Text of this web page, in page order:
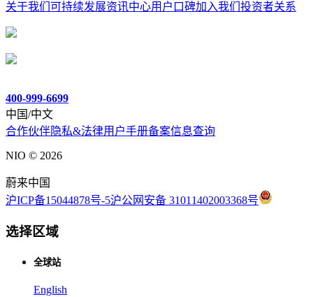
关于我们 可持续发展资讯中心用户口碑加入我们 投资者关系
400-999-6699
中国/中文
合作伙伴隐私&法律用户手册备案信息查询
NIO © 2026
蔚来中国
沪ICP备15044878号-5沪公网安备 31011402003368号
选择区域
全球站
English